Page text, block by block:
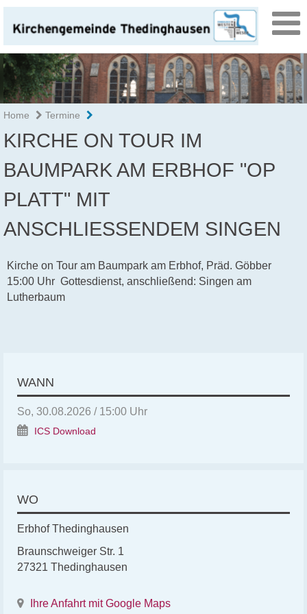
Home Termine
KIRCHE ON TOUR IM
BAUMPARK AM ERBHOF "OP
PLATT" MIT
ANSCHLIESSENDEM SINGEN
Kirche on Tour am Baumpark am Erbhof, Präd. Göbber
15:00 Uhr Gottesdienst, anschließend: Singen am
Lutherbaum
WANN
So, 30.08.2026 / 15:00 Uhr
ICS Download
WO
Erbhof Thedinghausen
Braunschweiger Str. 1
27321 Thedinghausen
Ihre Anfahrt mit Google Maps